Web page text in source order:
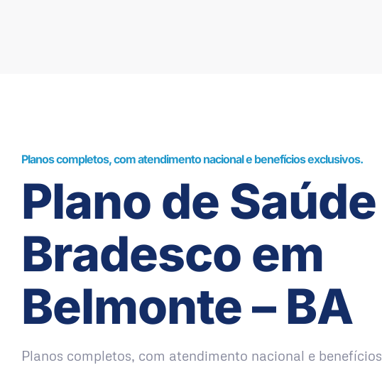
Planos completos, com atendimento nacional e benefícios exclusivos.
Plano de Saúde
Bradesco em
Belmonte – BA
Planos completos, com atendimento nacional e benefícios